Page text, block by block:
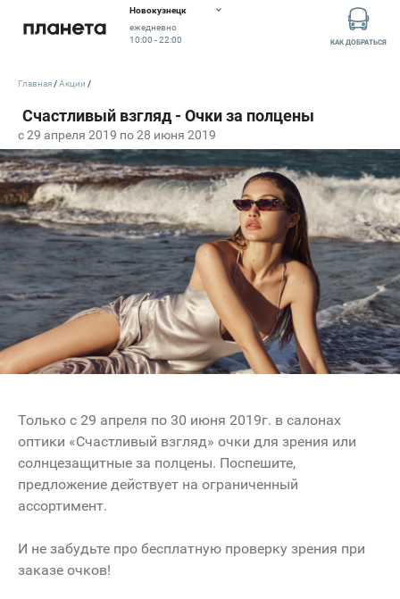
Новокузнецк
ежедневно
10:00 - 22:00
КАК ДОБРАТЬСЯ
c 29 апреля 2019 по 28 июня 2019
Главная Акции
Только с 29 апреля по 30 июня 2019г. в салонах
оптики «Счастливый взгляд» очки для зрения или
солнцезащитные за полцены. Поспешите,
предложение действует на ограниченный
ассортимент.
И не забудьте про бесплатную проверку зрения при
заказе очков!